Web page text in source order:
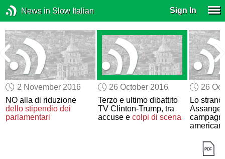
News in Slow Italian Sign In
2 November 2016
NO alla di riduzione
dello stipendio dei
parlamentari
26 October 2016
Terzo e ultimo dibattito
TV Clinton-Trump, tra
accuse e colpi di scena
26
Lo
Assange